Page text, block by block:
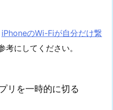
iPhoneのWi-Fiが自分だけ繋
考にしてください。
リを一時的に切る